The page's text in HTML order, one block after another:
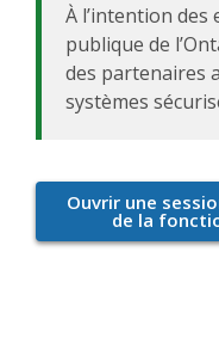
À l’intention des
publique de
des partenaires
systèmes